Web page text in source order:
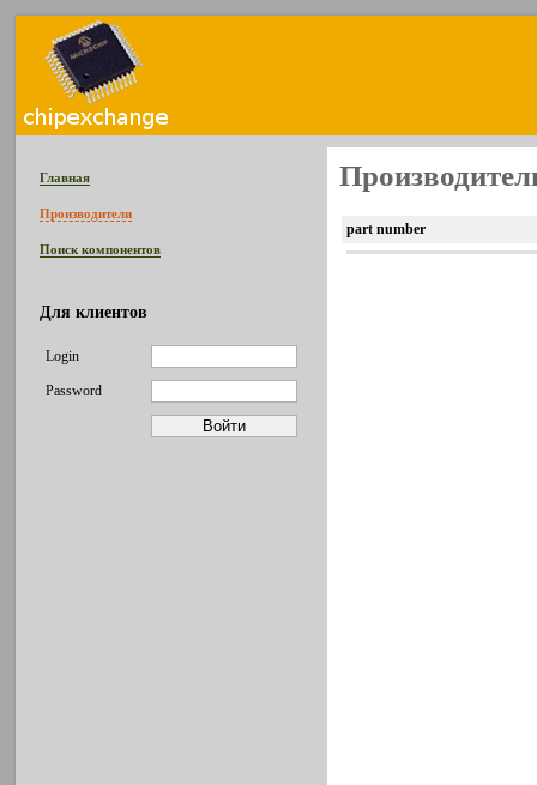
Главная
Производители
Поиск компонентов
Для клиентов
Login
Password
part number